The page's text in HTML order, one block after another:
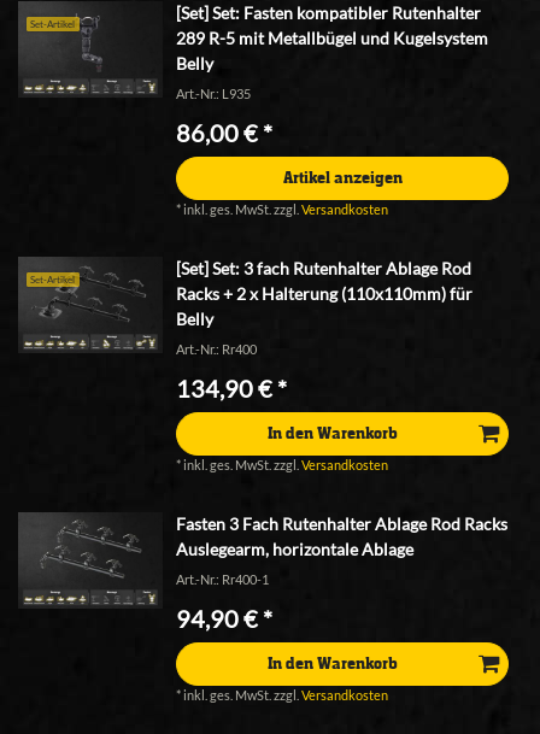
Set-Artikel
[Set] Set: Fasten kompatibler Rutenhalter
289 R-5 mit Metallbügel und Kugelsystem
Belly
Art.-Nr.: L935
86,00 € *
Artikel anzeigen
*inkl. ges. MwSt. zzgl.Versandkosten
Set-Artikel
[Set] Set: 3 fach Rutenhalter Ablage Rod
Racks + 2 x Halterung (110x110mm) für
Belly
Art.-Nr.: Rr400
134,90 € *
In den Warenkorb
*inkl. ges. MwSt. zzgl.Versandkosten
Fasten 3 Fach Rutenhalter Ablage Rod Racks
Auslegearm, horizontale Ablage
Art.-Nr.: Rr400-1
94,90 € *
In den Warenkorb
*inkl. ges. MwSt. zzgl.Versandkosten